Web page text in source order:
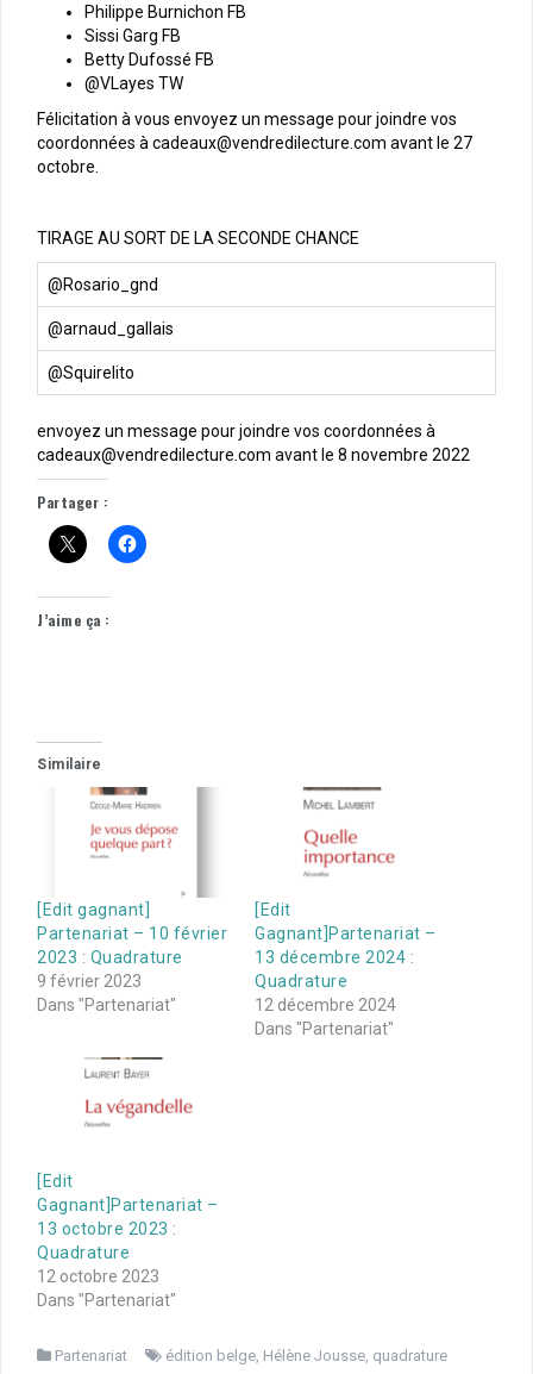
Philippe Burnichon FB
Sissi Garg FB
Betty Dufossé FB
@VLayes TW
Félicitation à vous envoyez un message pour joindre vos
coordonnées à cadeaux@vendredilecture.com avant le 27
octobre.
TIRAGE AU SORT DE LA SECONDE CHANCE
@Rosario_gnd
@arnaud_gallais
@Squirelito
envoyez un message pour joindre vos coordonnées à
cadeaux@vendredilecture.com avant le 8 novembre 2022
Partager :
J’aime ça :
Similaire
[Edit gagnant]
Partenariat – 10 février
2023 : Quadrature
9 février 2023
Dans "Partenariat"
[Edit
Gagnant]Partenariat –
13 décembre 2024 :
Quadrature
12 décembre 2024
Dans "Partenariat"
[Edit
Gagnant]Partenariat –
13 octobre 2023 :
Quadrature
12 octobre 2023
Dans "Partenariat"
Partenariat édition belge Hélène Jousse quadrature